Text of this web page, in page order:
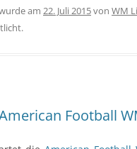
am 22. Juli 2015von WM
Football